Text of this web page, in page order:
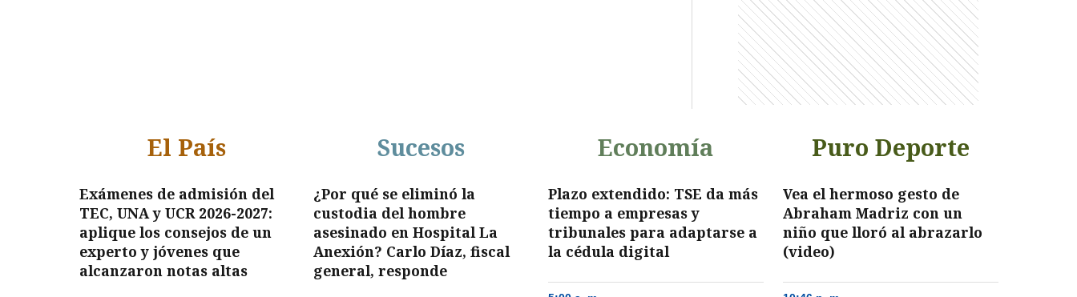
El País
Exámenes de admisión del
TEC, UNA y UCR 2026-2027:
aplique los consejos de un
experto y jóvenes que
alcanzaron notas altas
Sucesos
¿Por qué se eliminó la
custodia del hombre
asesinado en Hospital La
Anexión? Carlo Díaz, fiscal
general, responde
Economía
Plazo extendido: TSE da más
tiempo a empresas y
tribunales para adaptarse a
la cédula digital
Puro Deporte
Vea el hermoso gesto de
Abraham Madriz con un
niño que lloró al abrazarlo
(video)